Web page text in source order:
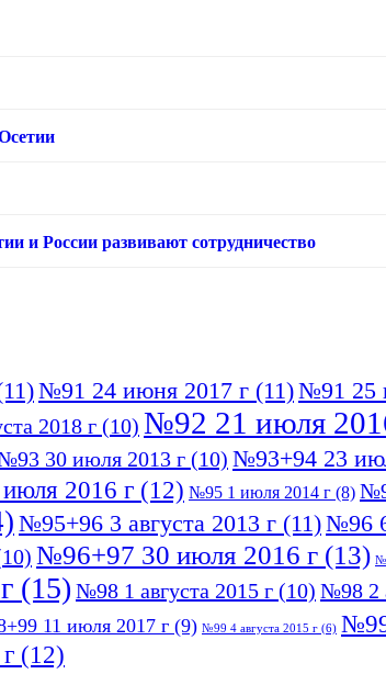
и России развивают сотрудничество
№91 24 июня 2017 г (11)№91 25
2018 г (10) №92 21 июля
30 июля 2013 г (10) №93+94 23
2016 г (12) №95 1 июля 2014 г (8)
№95+96 3 августа 2013 г (11)№96
№96+97 30 июля 2016 г (13)
(15) №98 1 августа 2015 г (10) №98 2
11 июля 2017 г (9) №99 4 августа 2015 г (6) №99
(12)